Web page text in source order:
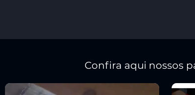
Confira aqui nossos